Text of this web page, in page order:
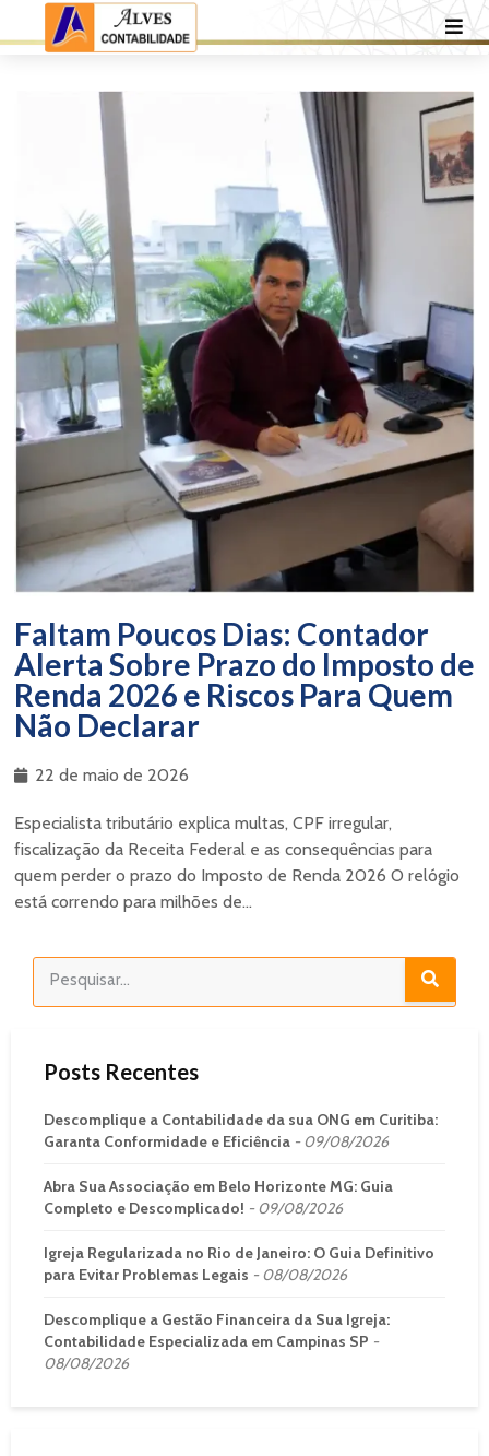
Faltam Poucos Dias: Contador
Alerta Sobre Prazo do Imposto de
Renda 2026 e Riscos Para Quem
Não Declarar
22 de maio de 2026
Especialista tributário explica multas, CPF irregular,
fiscalização da Receita Federal e as consequências para
quem perder o prazo do Imposto de Renda 2026 O relógio
está correndo para milhões de...
Posts Recentes
Descomplique a Contabilidade da sua ONG em Curitiba:
Garanta Conformidade e Eficiência
09/08/2026
Abra Sua Associação em Belo Horizonte MG: Guia
Completo e Descomplicado!
09/08/2026
Igreja Regularizada no Rio de Janeiro: O Guia Definitivo
para Evitar Problemas Legais
08/08/2026
Descomplique a Gestão Financeira da Sua Igreja:
Contabilidade Especializada em Campinas SP
08/08/2026